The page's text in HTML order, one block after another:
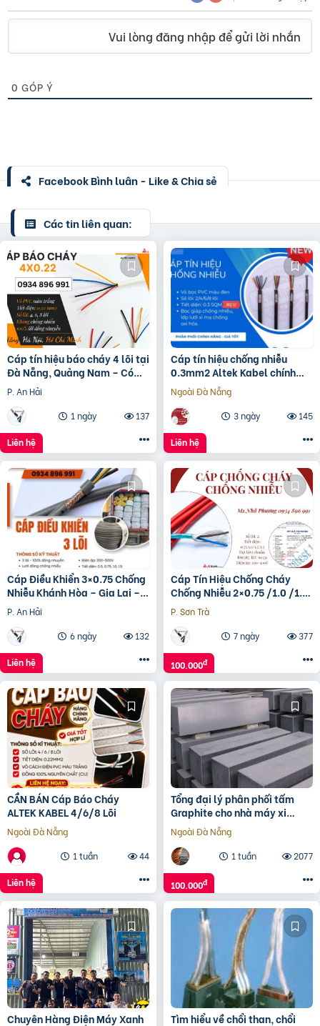
Vui lòng đăng nhập để gửi lời nhắn
0 GÓP Ý
Facebook Bình luận - Like & Chia sẻ
Các tin liên quan:
Cáp tín hiệu báo cháy 4 lõi tại
Đà Nẵng, Quảng Nam – Có
sẵn số lượng lớn
P. An Hải
1 ngày
137
Liên hệ
Cáp tín hiệu chống nhiễu
0.3mm2 Altek Kabel chính
hãng
Ngoài Đà Nẵng
3 ngày
145
Liên hệ
Cáp Điều Khiển 3×0.75 Chống
Nhiễu Khánh Hòa – Gia Lai –
Bình Định
P. An Hải
6 ngày
132
Liên hệ
Cáp Tín Hiệu Chống Cháy
Chống Nhiễu 2×0.75 /1.0 /1.5
/2.5 – Altek Kabel Đà Nẵng –
Hà Nội – HCM
P. Sơn Trà
7 ngày
377
100.000đ
CẦN BÁN Cáp Báo Cháy
ALTEK KABEL 4/6/8 Lõi
Ngoài Đà Nẵng
1 tuần
44
Liên hệ
Tổng đại lý phân phối tấm
Graphite cho nhà máy xi
măng
Ngoài Đà Nẵng
1 tuần
2077
100.000đ
Chuyên Hàng Điện Máy Xanh
Tìm hiểu về chổi than, chổi